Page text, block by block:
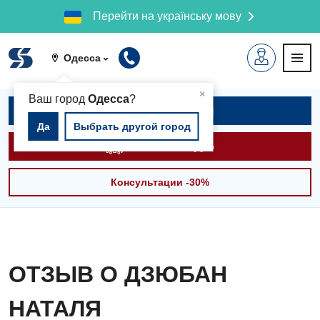
Перейти на українську мову
Одесса
×
Ваш город Одесса?
Да Выбрать другой город
Записаться на приём
Вызвать скорую
Консультации -30%
ОТЗЫВ О ДЗЮБАН
НАТАЛЯ